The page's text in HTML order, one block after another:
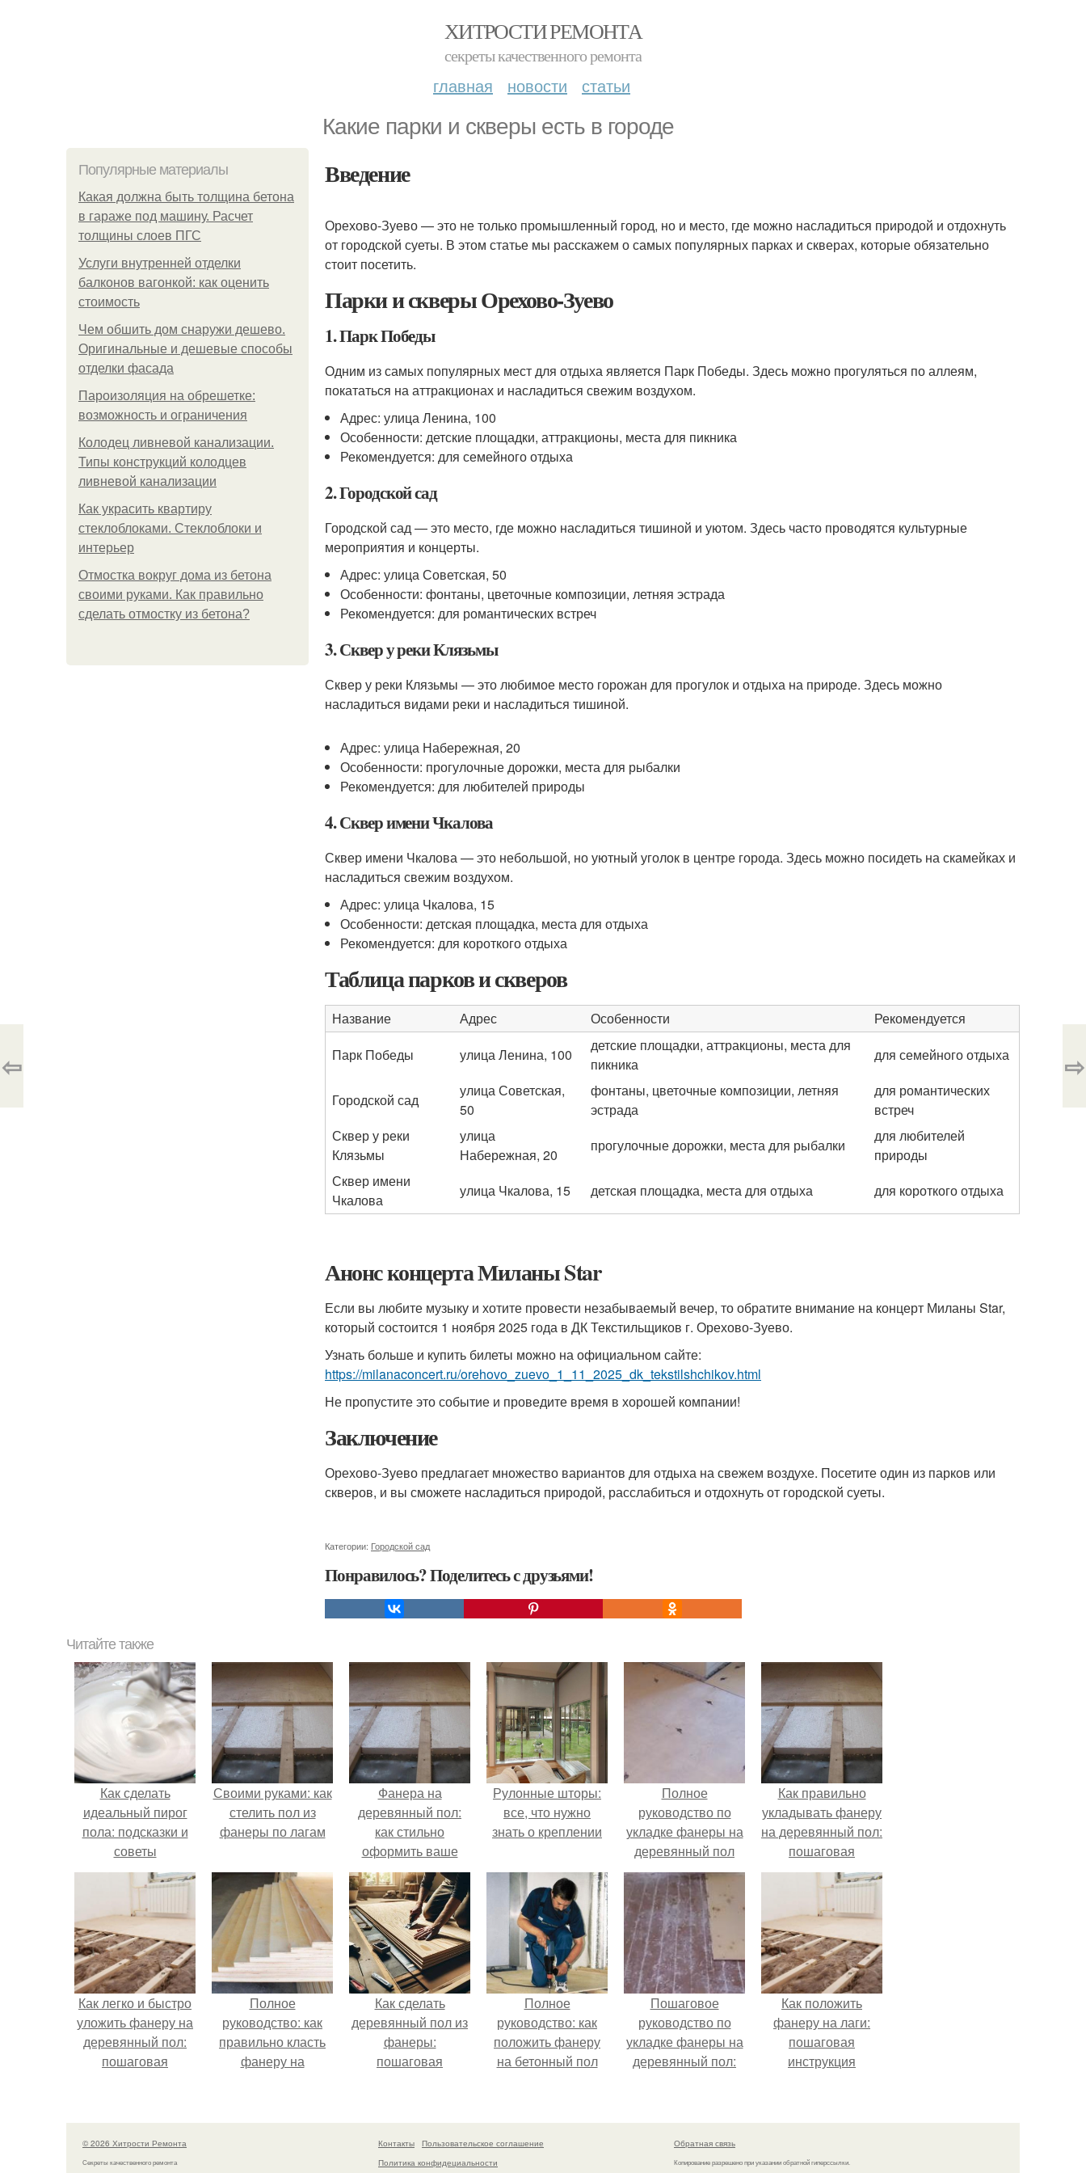
ХИТРОСТИ РЕМОНТА
секреты качественного ремонта
главная новости статьи
Какие парки и скверы есть в городе
Популярные материалы
Какая должна быть толщина бетона
в гараже под машину. Расчет
толщины слоев ПГС
Услуги внутренней отделки
балконов вагонкой: как оценить
стоимость
Чем обшить дом снаружи дешево.
Оригинальные и дешевые способы
отделки фасада
Пароизоляция на обрешетке:
возможность и ограничения
Колодец ливневой канализации.
Типы конструкций колодцев
ливневой канализации
Как украсить квартиру
стеклоблоками. Стеклоблоки и
интерьер
Отмостка вокруг дома из бетона
своими руками. Как правильно
сделать отмостку из бетона?
Введение
Орехово-Зуево — это не только промышленный город, но и место, где можно насладиться природой и отдохнуть
от городской суеты. В этом статье мы расскажем о самых популярных парках и скверах, которые обязательно
стоит посетить.
Парки и скверы Орехово-Зуево
1. Парк Победы
Одним из самых популярных мест для отдыха является Парк Победы. Здесь можно прогуляться по аллеям,
покататься на аттракционах и насладиться свежим воздухом.
Адрес: улица Ленина, 100
Особенности: детские площадки, аттракционы, места для пикника
Рекомендуется: для семейного отдыха
2. Городской сад
Городской сад — это место, где можно насладиться тишиной и уютом. Здесь часто проводятся культурные
мероприятия и концерты.
Адрес: улица Советская, 50
Особенности: фонтаны, цветочные композиции, летняя эстрада
Рекомендуется: для романтических встреч
3. Сквер у реки Клязьмы
Сквер у реки Клязьмы — это любимое место горожан для прогулок и отдыха на природе. Здесь можно
насладиться видами реки и насладиться тишиной.
Адрес: улица Набережная, 20
Особенности: прогулочные дорожки, места для рыбалки
Рекомендуется: для любителей природы
4. Сквер имени Чкалова
Сквер имени Чкалова — это небольшой, но уютный уголок в центре города. Здесь можно посидеть на скамейках и
насладиться свежим воздухом.
Адрес: улица Чкалова, 15
Особенности: детская площадка, места для отдыха
Рекомендуется: для короткого отдыха
Таблица парков и скверов
Название Адрес Особенности
Рекомендуется
Парк Победы
улица Ленина, 100
детские площадки, аттракционы, места для
пикника
для семейного отдыха
Городской сад
улица Советская,
50
фонтаны, цветочные композиции, летняя
эстрада
для романтических
встреч
Сквер у реки
Клязьмы
улица
Набережная, 20
прогулочные дорожки, места для рыбалки
для любителей
природы
Сквер имени
Чкалова
улица Чкалова, 15 детская площадка, места для отдыха для короткого отдыха
Анонс концерта Миланы Star
Если вы любите музыку и хотите провести незабываемый вечер, то обратите внимание на концерт Миланы Star,
который состоится 1 ноября 2025 года в ДК Текстильщиков г. Орехово-Зуево.
Узнать больше и купить билеты можно на официальном сайте:
https://milanaconcert.ru/orehovo_zuevo_1_11_2025_dk_tekstilshchikov.html
Не пропустите это событие и проведите время в хорошей компании!
Заключение
Орехово-Зуево предлагает множество вариантов для отдыха на свежем воздухе. Посетите один из парков или
скверов, и вы сможете насладиться природой, расслабиться и отдохнуть от городской суеты.
Категории: Городской сад
Понравилось? Поделитесь с друзьями!
⇦ ⇨
Читайте также
Как сделать
идеальный пирог
пола: подсказки и
советы
Своими руками: как
стелить пол из
фанеры по лагам
Фанера на
деревянный пол:
как стильно
оформить ваше
помещение
Рулонные шторы:
все, что нужно
знать о креплении
Полное
руководство по
укладке фанеры на
деревянный пол
Как правильно
укладывать фанеру
на деревянный пол:
пошаговая
инструкция
Как легко и быстро
уложить фанеру на
деревянный пол:
пошаговая
Полное
руководство: как
правильно класть
фанеру на
Как сделать
деревянный пол из
фанеры:
пошаговая
Полное
руководство: как
положить фанеру
на бетонный пол
Пошаговое
руководство по
укладке фанеры на
деревянный пол:
Как положить
фанеру на лаги:
пошаговая
инструкция
© 2026 Хитрости Ремонта
Секреты качественного ремонта
Контакты
Пользовательское соглашение
Политика конфидециальности
Обратная связь
Копирование разрешено при указании обратной гиперссылки.